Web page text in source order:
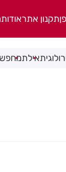
תקנון אתראודות
אילת